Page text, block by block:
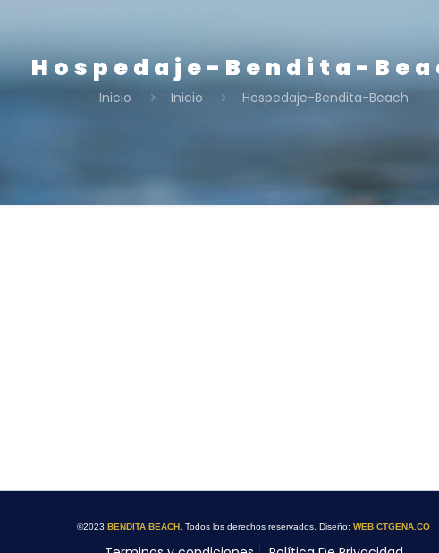
Hospedaje-Bendita-
Inicio Inicio Hospedaje-Bendita-Beach
©2023BENDITA BEACH . Todos los derechos reservados. Diseño:WEB CTGENA.CO